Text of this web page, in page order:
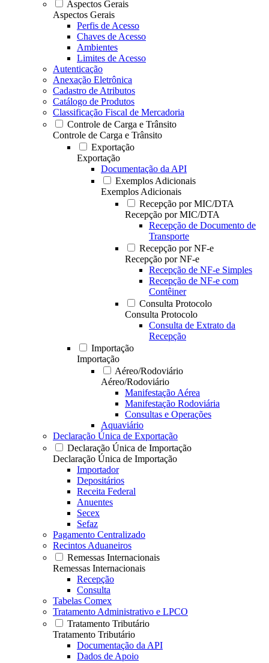
Aspectos Gerais
Aspectos Gerais
Perfis de Acesso
Chaves de Acesso
Ambientes
Limites de Acesso
Autenticação
Anexação Eletrônica
Cadastro de Atributos
Catálogo de Produtos
Classificação Fiscal de Mercadoria
Controle de Carga e Trânsito
Controle de Carga e Trânsito
Exportação
Exportação
Documentação da API
Exemplos Adicionais
Exemplos Adicionais
Recepção por MIC/DTA
Recepção por MIC/DTA
Recepção de Documento de
Transporte
Recepção por NF-e
Recepção por NF-e
Recepção de NF-e Simples
Recepção de NF-e com
Contêiner
Consulta Protocolo
Consulta Protocolo
Consulta de Extrato da
Recepção
Importação
Importação
Aéreo/Rodoviário
Aéreo/Rodoviário
Manifestação Aérea
Manifestação Rodoviária
Consultas e Operações
Aquaviário
Declaração Única de Exportação
Declaração Única de Importação
Declaração Única de Importação
Importador
Depositários
Receita Federal
Anuentes
Secex
Sefaz
Pagamento Centralizado
Recintos Aduaneiros
Remessas Internacionais
Remessas Internacionais
Recepção
Consulta
Tabelas Comex
Tratamento Administrativo e LPCO
Tratamento Tributário
Tratamento Tributário
Documentação da API
Dados de Apoio